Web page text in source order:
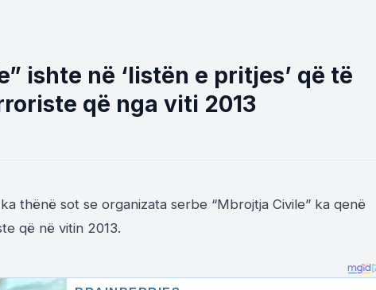
ishte në ‘listën e pritjes’ që të
që nga viti 2013
thënë sot se organizata serbe “Mbrojtja Civile” ka qenë
që në vitin 2013.